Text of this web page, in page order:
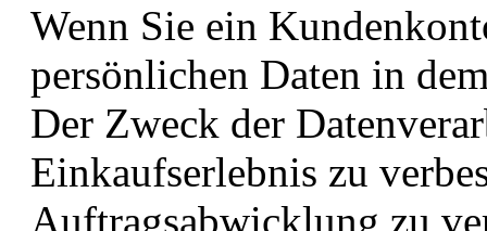
Wenn Sie ein
persönlichen Daten in
Der Zweck der
Einkaufserlebnis zu
Auftragsabwicklung zu